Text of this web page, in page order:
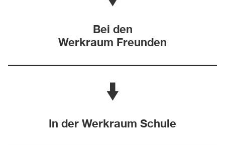
Bei den
Werkraum Freunden
In der Werkraum Schule